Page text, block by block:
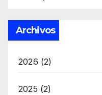
Archivos
2026 (2)
2025 (2)